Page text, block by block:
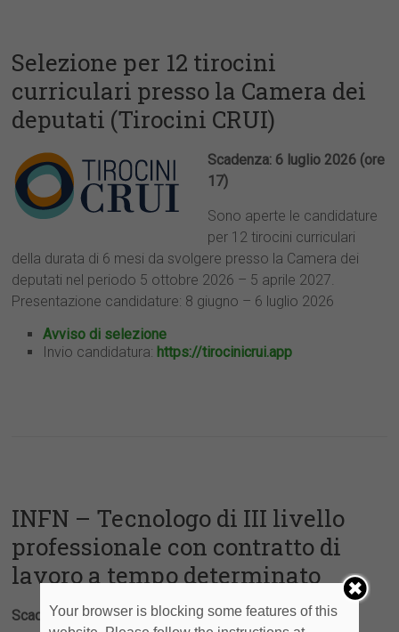
Selezione per 12 tirocini
curriculari presso la Camera dei
deputati (Tirocini CRUI)
Scadenza: 6 luglio 2026 (ore
17)
Sono aperte le candidature
per 12 tirocini curriculari
della durata di 6 mesi da svolgere presso la Camera dei
deputati nel periodo 5 ottobre 2026 – 5 aprile 2027.
Presentazione candidature: 8 giugno – 6 luglio 2026
Avviso di selezione
Invio candidatura: https://tirocinicrui.app
INFN – Tecnologo di III livello
professionale con contratto di
lavoro a tempo determinato
Scadenza: 8 luglio 2026
Your browser is blocking some features of this